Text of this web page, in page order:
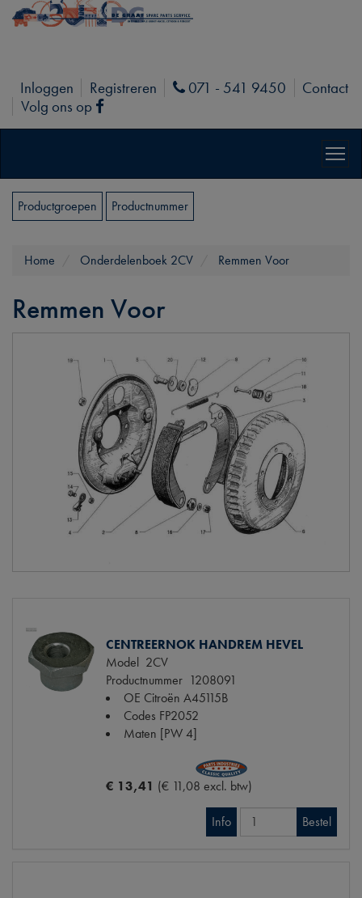
Inloggen Registreren Phone
071 - 541 9450
Contact
Volg ons op
Facebook
Productgroepen Productnummer
Home Onderdelenboek 2CV Remmen Voor
Remmen Voor
CENTREERNOK HANDREM HEVEL
Model 2CV
Productnummer 1208091
OE Citroën A45115B
Codes FP2052
Maten [PW 4]
€ 13,41 (€ 11,08 excl. btw)
Info Bestel